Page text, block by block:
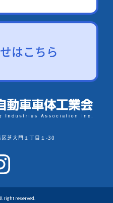
はこちら
芝大門１丁目１-30
right reserved.